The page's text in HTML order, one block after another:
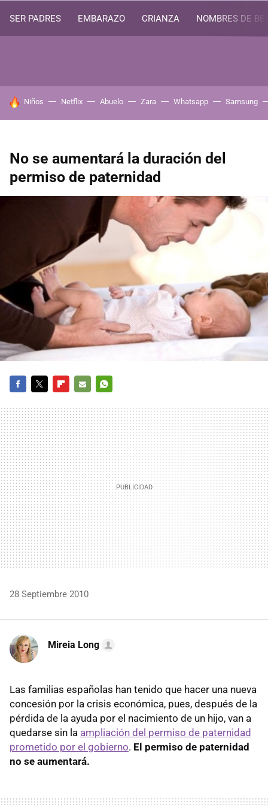
SER PADRES EMBARAZO CRIANZA NOMBRES DE
HOY SE HABLA DE
Niños Netflix Abuelo Zara Whatsapp Samsung
No se aumentará la duración del
permiso de paternidad
MAIL
28 Septiembre 2010
Mireia Long
Las familias españolas han tenido que hacer una nueva
concesión por la crisis económica, pues, después de la
pérdida de la ayuda por el nacimiento de un hijo, van a
quedarse sin la ampliación del permiso de paternidad
prometido por el gobierno. El permiso de paternidad
no se aumentará.